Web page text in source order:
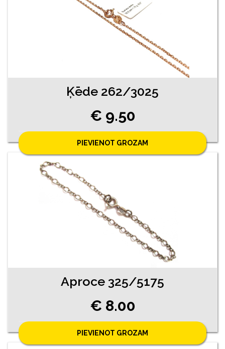
Ķēde 262/3025
€ 9.50
PIEVIENOT GROZAM
Aproce 325/5175
€ 8.00
PIEVIENOT GROZAM